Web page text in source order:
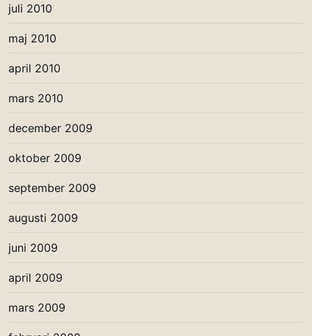
juli 2010
maj 2010
april 2010
mars 2010
december 2009
oktober 2009
september 2009
augusti 2009
juni 2009
april 2009
mars 2009